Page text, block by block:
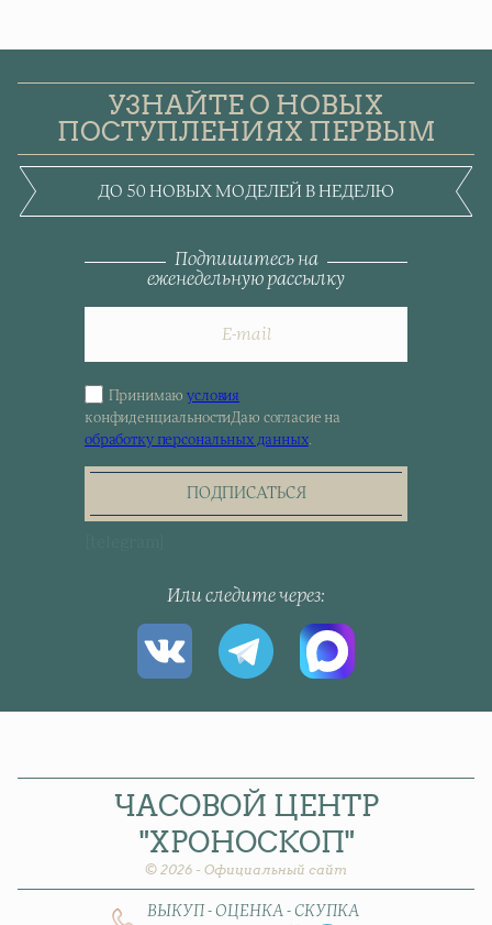
УЗНАЙТЕ О НОВЫХ
ПОСТУПЛЕНИЯХ ПЕРВЫМ
ДО 50 НОВЫХ МОДЕЛЕЙ В НЕДЕЛЮ
Подпишитесь на
еженедельную рассылку
Sign
up
for
the
Принимаюусловия
конфиденциальностиДаю согласие на
обработку персональных данных.
ПОДПИСАТЬСЯ
Или следите через
ЧАСОВОЙ ЦЕНТР
"ХРОНОСКОП"
© 2026 - Официальный сайт
ВЫКУП - ОЦЕНКА - СКУПКА